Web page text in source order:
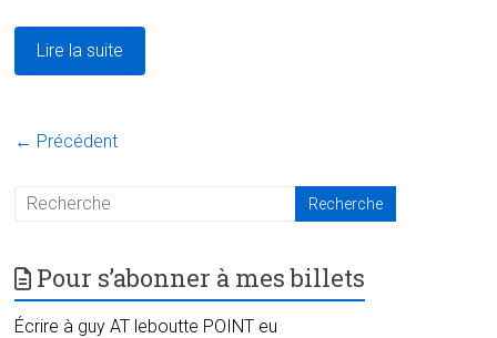
Lire la suite
← Précédent
Pour s’abonner à mes billets
Écrire à guy AT leboutte POINT eu